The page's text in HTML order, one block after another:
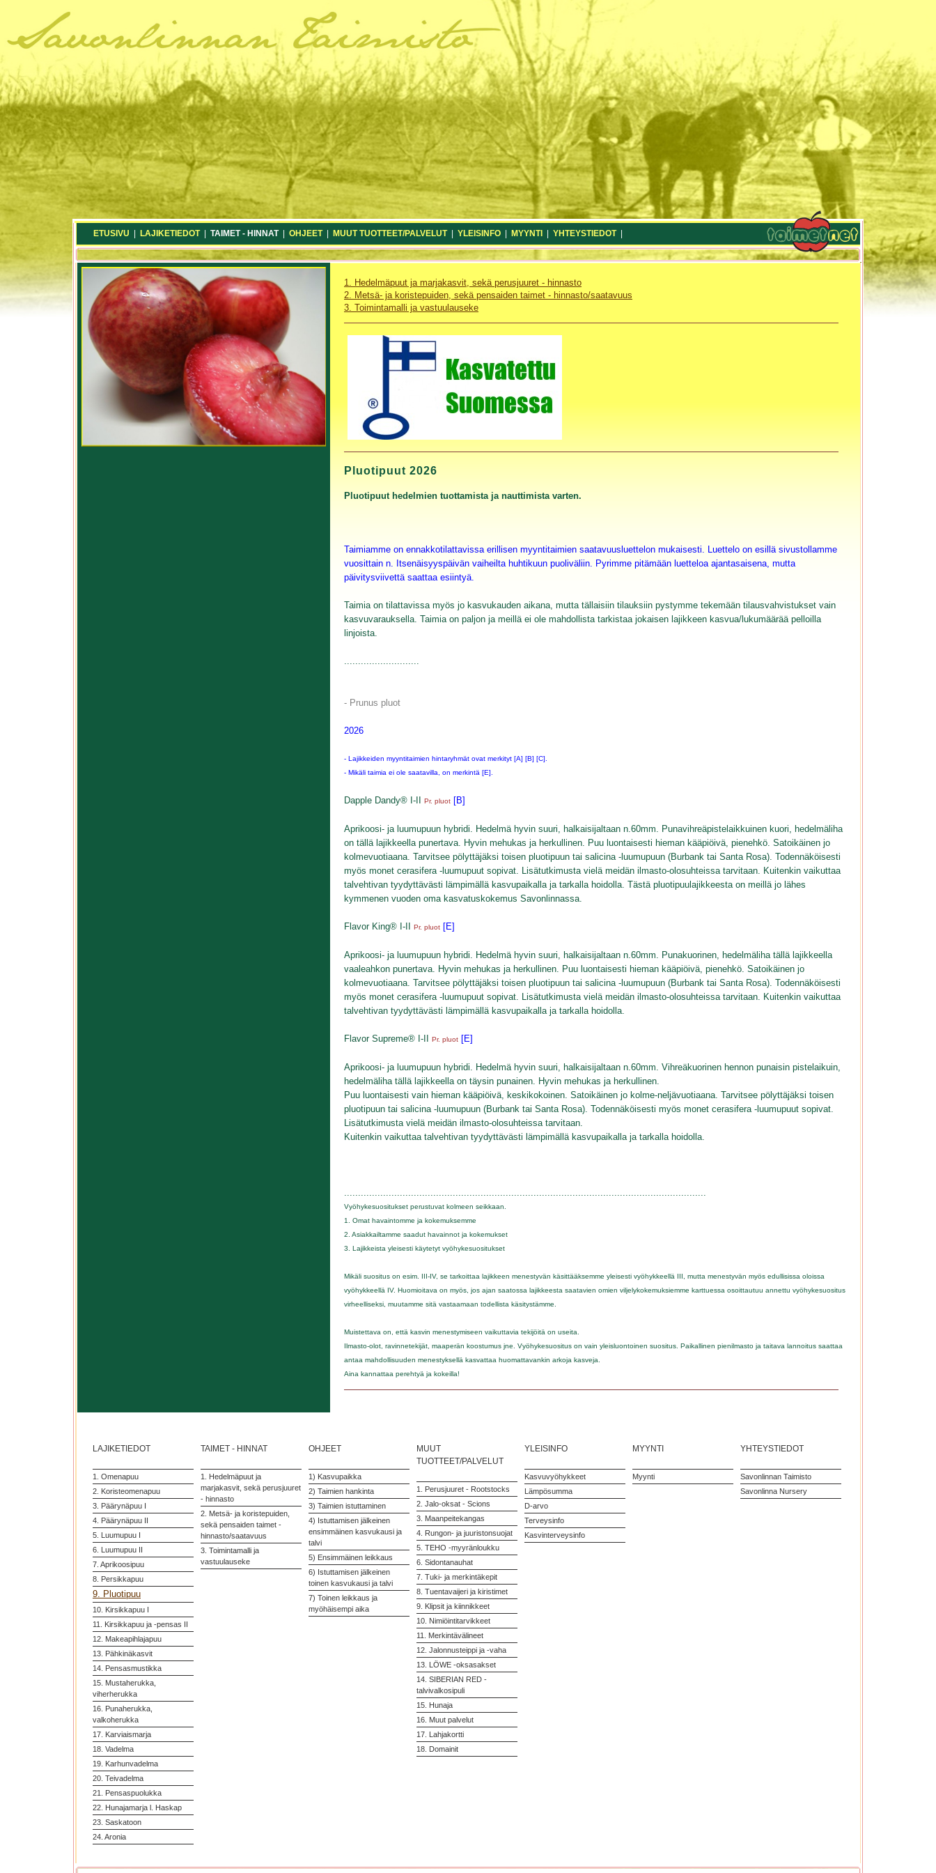
ETUSIVU LAJIKETIEDOT| TAIMET - HINNAT| OHJEET| MUUT TUOTTEET/PALVELUT| YLEISINFO MYYNTI YHTEYSTIEDOT|
1. Hedelmäpuut ja marjakasvit, sekä perusjuuret - hinnasto
2. Metsä- ja koristepuiden, sekä pensaiden taimet - hinnasto/saatavuus
3. Toimintamalli ja vastuulauseke
Pluotipuut 2026
Pluotipuut hedelmien tuottamista ja nauttimista varten.
Taimiamme on ennakkotilattavissa erillisen myyntitaimien saatavuusluettelon mukaisesti. Luettelo on esillä sivustollamme
vuosittain n. Itsenäisyyspäivän vaiheilta huhtikuun puoliväliin. Pyrimme pitämään luetteloa ajantasaisena, mutta
päivitysviivettä saattaa esiintyä.
Taimia on tilattavissa myös jo kasvukauden aikana, mutta tällaisiin tilauksiin pystymme tekemään tilausvahvistukset vain
kasvuvarauksella. Taimia on paljon ja meillä ei ole mahdollista tarkistaa jokaisen lajikkeen kasvua/lukumäärää pelloilla
linjoista.
...........................
- Prunus pluot
2026
- Lajikkeiden myyntitaimien hintaryhmät ovat merkityt [A] [B] [C].
- Mikäli taimia ei ole saatavilla, on merkintä [E].
Dapple Dandy® I-II Pr. pluot [B]
Aprikoosi- ja luumupuun hybridi. Hedelmä hyvin suuri, halkaisijaltaan n.60mm. Punavihreäpistelaikkuinen kuori, hedelmäliha
on tällä lajikkeella punertava. Hyvin mehukas ja herkullinen. Puu luontaisesti hieman kääpiöivä, pienehkö. Satoikäinen jo
kolmevuotiaana. Tarvitsee pölyttäjäksi toisen pluotipuun tai salicina -luumupuun (Burbank tai Santa Rosa). Todennäköisesti
myös monet cerasifera -luumupuut sopivat. Lisätutkimusta vielä meidän ilmasto-olosuhteissa tarvitaan. Kuitenkin vaikuttaa
talvehtivan tyydyttävästi lämpimällä kasvupaikalla ja tarkalla hoidolla. Tästä pluotipuulajikkeesta on meillä jo lähes
kymmenen vuoden oma kasvatuskokemus Savonlinnassa.
Flavor King® I-II Pr. pluot [E]
Aprikoosi- ja luumupuun hybridi. Hedelmä hyvin suuri, halkaisijaltaan n.60mm. Punakuorinen, hedelmäliha tällä lajikkeella
vaaleahkon punertava. Hyvin mehukas ja herkullinen. Puu luontaisesti hieman kääpiöivä, pienehkö. Satoikäinen jo
kolmevuotiaana. Tarvitsee pölyttäjäksi toisen pluotipuun tai salicina -luumupuun (Burbank tai Santa Rosa). Todennäköisesti
myös monet cerasifera -luumupuut sopivat. Lisätutkimusta vielä meidän ilmasto-olosuhteissa tarvitaan. Kuitenkin vaikuttaa
talvehtivan tyydyttävästi lämpimällä kasvupaikalla ja tarkalla hoidolla.
Flavor Supreme® I-II Pr. pluot [E]
Aprikoosi- ja luumupuun hybridi. Hedelmä hyvin suuri, halkaisijaltaan n.60mm. Vihreäkuorinen hennon punaisin pistelaikuin,
hedelmäliha tällä lajikkeella on täysin punainen. Hyvin mehukas ja herkullinen.
Puu luontaisesti vain hieman kääpiöivä, keskikokoinen. Satoikäinen jo kolme-neljävuotiaana. Tarvitsee pölyttäjäksi toisen
pluotipuun tai salicina -luumupuun (Burbank tai Santa Rosa). Todennäköisesti myös monet cerasifera -luumupuut sopivat.
Lisätutkimusta vielä meidän ilmasto-olosuhteissa tarvitaan.
Kuitenkin vaikuttaa talvehtivan tyydyttävästi lämpimällä kasvupaikalla ja tarkalla hoidolla.
..................................................................................................................................
Vyöhykesuositukset perustuvat kolmeen seikkaan.
1. Omat havaintomme ja kokemuksemme
2. Asiakkailtamme saadut havainnot ja kokemukset
3. Lajikkeista yleisesti käytetyt vyöhykesuositukset
Mikäli suositus on esim. III-IV, se tarkoittaa lajikkeen menestyvän käsittääksemme yleisesti vyöhykkeellä III, mutta menestyvän myös edullisissa oloissa
vyöhykkeellä IV. Huomioitava on myös, jos ajan saatossa lajikkeesta saatavien omien viljelykokemuksiemme karttuessa osoittautuu annettu vyöhykesuositus
virheelliseksi, muutamme sitä vastaamaan todellista käsitystämme.
Muistettava on, että kasvin menestymiseen vaikuttavia tekijöitä on useita.
Ilmasto-olot, ravinnetekijät, maaperän koostumus jne. Vyöhykesuositus on vain yleisluontoinen suositus. Paikallinen pienilmasto ja taitava lannoitus saattaa
antaa mahdollisuuden menestyksellä kasvattaa huomattavankin arkoja kasveja.
Aina kannattaa perehtyä ja kokeilla!
LAJIKETIEDOT
1. Omenapuu
2. Koristeomenapuu
3. Päärynäpuu I
4. Päärynäpuu II
5. Luumupuu I
6. Luumupuu II
7. Aprikoosipuu
8. Persikkapuu
9. Pluotipuu
10. Kirsikkapuu I
11. Kirsikkapuu ja -pensas II
12. Makeapihlajapuu
13. Pähkinäkasvit
14. Pensasmustikka
15. Mustaherukka,
viherherukka
16. Punaherukka,
valkoherukka
17. Karviaismarja
18. Vadelma
19. Karhunvadelma
20. Teivadelma
21. Pensaspuolukka
22. Hunajamarja l. Haskap
23. Saskatoon
24. Aronia
TAIMET - HINNAT
1. Hedelmäpuut ja
marjakasvit, sekä perusjuuret
- hinnasto
2. Metsä- ja koristepuiden,
sekä pensaiden taimet -
hinnasto/saatavuus
3. Toimintamalli ja
vastuulauseke
OHJEET
1) Kasvupaikka
2) Taimien hankinta
3) Taimien istuttaminen
4) Istuttamisen jälkeinen
ensimmäinen kasvukausi ja
talvi
5) Ensimmäinen leikkaus
6) Istuttamisen jälkeinen
toinen kasvukausi ja talvi
7) Toinen leikkaus ja
myöhäisempi aika
MUUT
TUOTTEET/PALVELUT
1. Perusjuuret - Rootstocks
2. Jalo-oksat - Scions
3. Maanpeitekangas
4. Rungon- ja juuristonsuojat
5. TEHO -myyränloukku
6. Sidontanauhat
7. Tuki- ja merkintäkepit
8. Tuentavaijeri ja kiristimet
9. Klipsit ja kiinnikkeet
10. Nimiöintitarvikkeet
11. Merkintävälineet
12. Jalonnusteippi ja -vaha
13. LÖWE -oksasakset
14. SIBERIAN RED -
talvivalkosipuli
15. Hunaja
16. Muut palvelut
17. Lahjakortti
18. Domainit
YLEISINFO
Kasvuvyöhykkeet
Lämpösumma
D-arvo
Terveysinfo
Kasvinterveysinfo
MYYNTI
Myynti
YHTEYSTIEDOT
Savonlinnan Taimisto
Savonlinna Nursery